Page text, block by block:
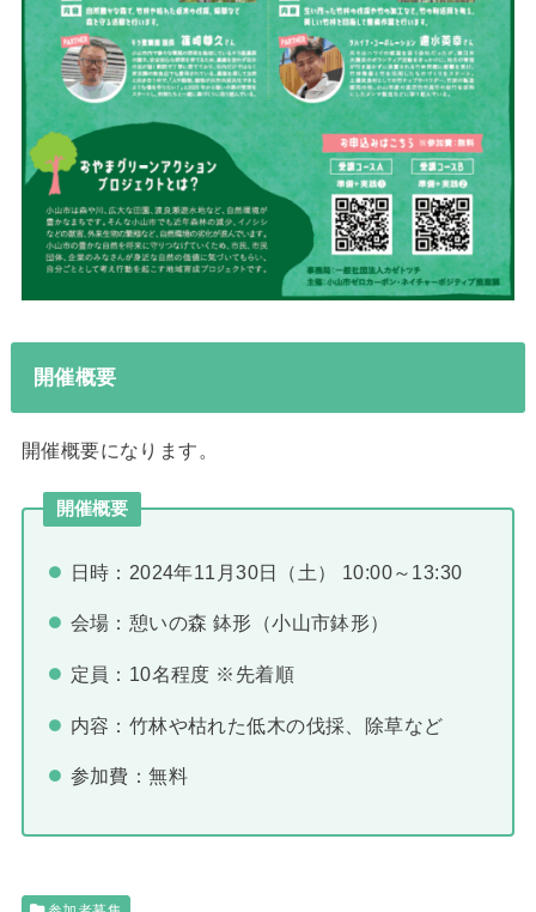
開催概要
開催概要になります。
開催概要
日時：2024年11月30日（土） 10:00～13:30
会場：憩いの森 鉢形（小山市鉢形）
定員：10名程度 ※先着順
内容：竹林や枯れた低木の伐採、除草など
参加費：無料